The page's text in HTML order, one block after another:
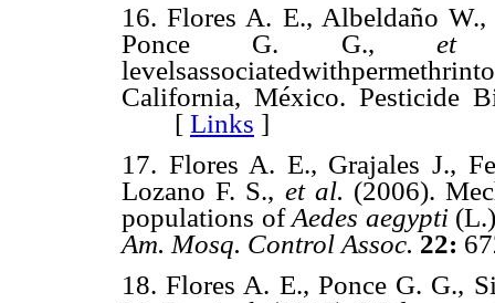
16. Flores A. E., Albeldaño
Ponce G. G.,
California, México. Pesticide
[ Links ]
17. Flores A. E., Grajales J.,
Lozano F. S., et al. (2006).
populations ofAedes aegypti
Am. Mosq. Control Assoc. 22:
18. Flores A. E., Ponce G. G.,